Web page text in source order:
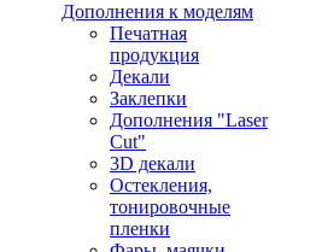
Дополнения к моделям
Печатная
продукция
Декали
Заклепки
Дополнения "Laser
Cut"
3D декали
Остекления,
тонировочные
пленки